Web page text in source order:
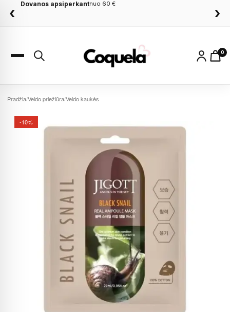
‹
Dovanos apsiperkantnuo 60 €
›
0
Pradžia/Veido priežiūra/Veido kaukės
-10%